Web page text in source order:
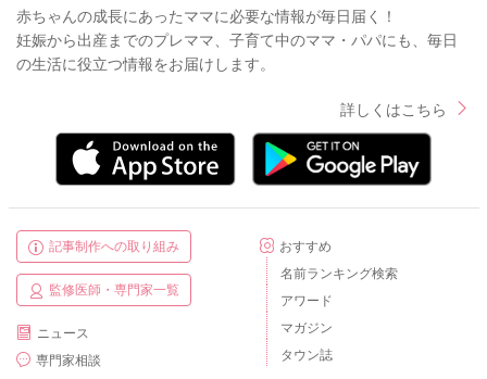
赤ちゃんの成長にあったママに必要な情報が毎日届く！
妊娠から出産までのプレママ、子育て中のママ・パパにも、毎日
の生活に役立つ情報をお届けします。
詳しくはこちら
記事制作への取り組み
監修医師・専門家一覧
ニュース
専門家相談
おすすめ
名前ランキング検索
アワード
マガジン
タウン誌